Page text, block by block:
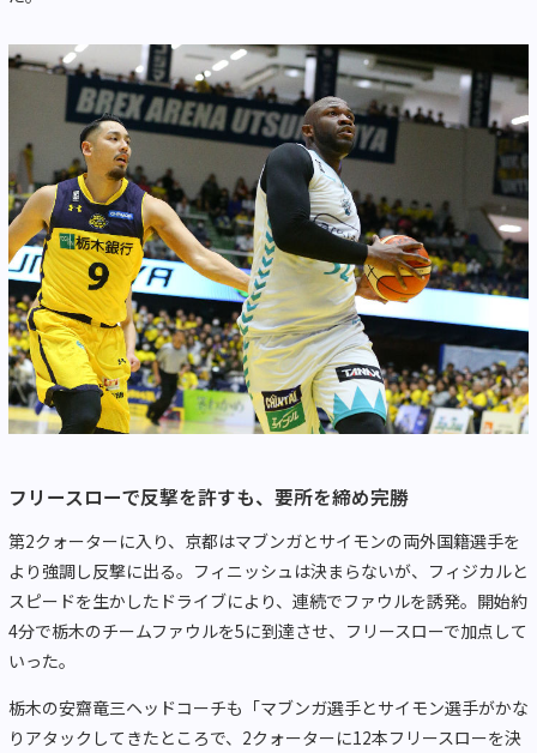
フリースローで反撃を許すも、要所を締め完勝
第2クォーターに入り、京都はマブンガとサイモンの両外国籍選手を
より強調し反撃に出る。フィニッシュは決まらないが、フィジカルと
スピードを生かしたドライブにより、連続でファウルを誘発。開始約
4分で栃木のチームファウルを5に到達させ、フリースローで加点して
いった。
栃木の安齋竜三ヘッドコーチも「マブンガ選手とサイモン選手がかな
りアタックしてきたところで、2クォーターに12本フリースローを決